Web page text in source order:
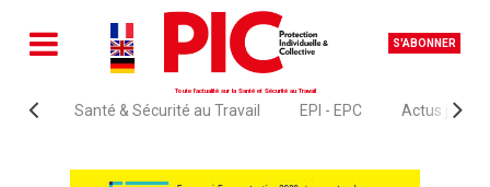
S'ABONNER
Toute l'actualité sur la Santé et Sécurité au Travail
Santé & Sécurité au Travail EPI - EPC Actus